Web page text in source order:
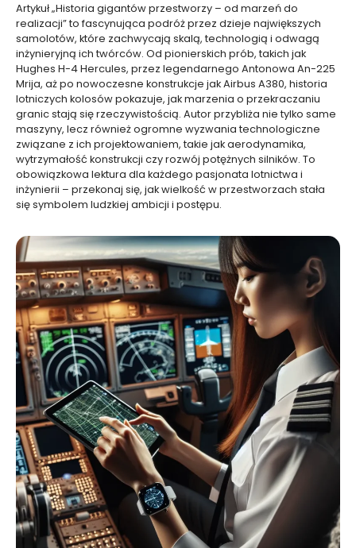
Artykuł „Historia gigantów przestworzy – od marzeń do
realizacji” to fascynująca podróż przez dzieje największych
samolotów, które zachwycają skalą, technologią i odwagą
inżynieryjną ich twórców. Od pionierskich prób, takich jak
Hughes H-4 Hercules, przez legendarnego Antonowa An-225
Mrija, aż po nowoczesne konstrukcje jak Airbus A380, historia
lotniczych kolosów pokazuje, jak marzenia o przekraczaniu
granic stają się rzeczywistością. Autor przybliża nie tylko same
maszyny, lecz również ogromne wyzwania technologiczne
związane z ich projektowaniem, takie jak aerodynamika,
wytrzymałość konstrukcji czy rozwój potężnych silników. To
obowiązkowa lektura dla każdego pasjonata lotnictwa i
inżynierii – przekonaj się, jak wielkość w przestworzach stała
się symbolem ludzkiej ambicji i postępu.